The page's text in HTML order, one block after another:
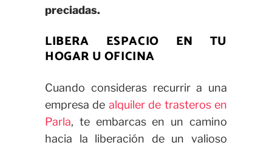
preciadas.
LIBERA ESPACIO EN TU
HOGAR U OFICINA
Cuando consideras recurrir a una
empresa de alquiler de trasteros en
Parla, te embarcas en un camino
hacia la liberación de un valioso